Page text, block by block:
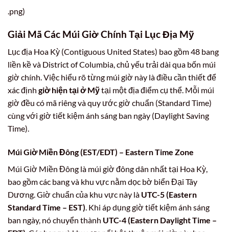
.png)
Giải Mã Các Múi Giờ Chính Tại Lục Địa Mỹ
Lục địa Hoa Kỳ (Contiguous United States) bao gồm 48 bang
liền kề và District of Columbia, chủ yếu trải dài qua bốn múi
giờ chính. Việc hiểu rõ từng múi giờ này là điều cần thiết để
xác định giờ hiện tại ở Mỹtại một địa điểm cụ thể. Mỗi múi
giờ đều có mã riêng và quy ước giờ chuẩn (Standard Time)
cùng với giờ tiết kiệm ánh sáng ban ngày (Daylight Saving
Time).
Múi Giờ Miền Đông (EST/EDT) – Eastern Time Zone
Múi Giờ Miền Đông là múi giờ đông dân nhất tại Hoa Kỳ,
bao gồm các bang và khu vực nằm dọc bờ biển Đại Tây
Dương. Giờ chuẩn của khu vực này là UTC-5 (Eastern
Standard Time – EST). Khi áp dụng giờ tiết kiệm ánh sáng
ban ngày, nó chuyển thành UTC-4 (Eastern Daylight Time –